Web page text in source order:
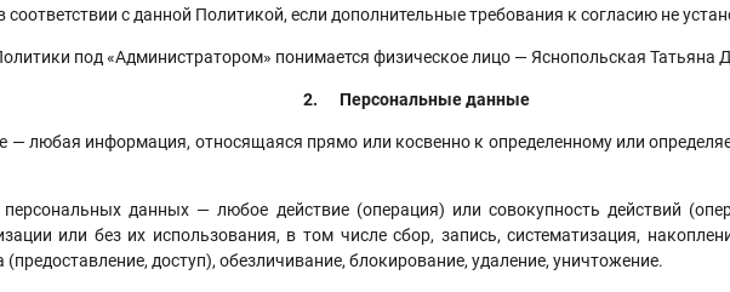
с данной Политикой, если дополнительные требования к согласию не
под «Администратором» понимается физическое лицо — Яснопольская Татьяна
2. Персональные данные
относящаяся прямо или косвенно к определенному или
— любое действие (операция) или совокупность действий
или без их использования, в том числе сбор, запись, систематизация,
(предоставление, доступ), обезличивание, блокирование, удаление, уничтожение.